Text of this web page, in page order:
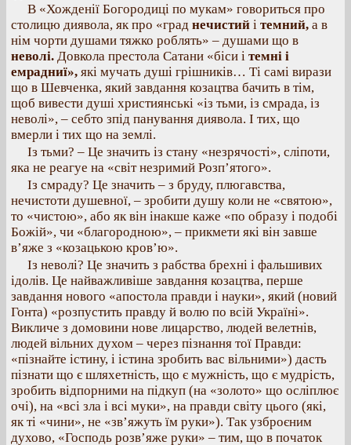
В «Хожденії Богородиці по мукам» говориться про
столицю диявола, як про «град нечистий і темний, а в
нім чорти душами тяжко роблять» – душами що в
неволі. Довкола престола Сатани «біси і темні і
емрадниї», які мучать душі грішників… Ті самі вирази
що в Шевченка, який завдання козацтва бачить в тім,
щоб вивести душі християнські «із тьми, із смрада, із
неволі», – себто зпід панування диявола. І тих, що
вмерли і тих що на землі.
Із тьми? – Це значить із стану «незрячості», сліпоти,
яка не реагуе на «світ незримий Розп’ятого».
Із смраду? Це значить – з бруду, плюгавства,
нечистоти душевної, – зробити душу коли не «святою»,
то «чистою», або як він інакше каже «по образу і подобі
Божій», чи «благородною», – прикмети які він завше
в’яже з «козацькою кров’ю».
Із неволі? Це значить з рабства брехні і фальшивих
ідолів. Це найважливіше завдання козацтва, перше
завдання нового «апостола правди і науки», який (новий
Гонта) «розпустить правду й волю по всій Україні».
Викличе з домовини нове лицарство, людей велетнів,
людей вільних духом – через пізнання тої Правди:
«пізнайте істину, і істина зробить вас вільними») дасть
пізнати що є шляхетність, що є мужність, що є мудрість,
зробить відпорними на підкуп (на «золото» що осліплює
очі), на «всі зла і всі муки», на правди світу цього (які,
як ті «чини», не «зв’яжуть їм руки»). Так узброєним
духово, «Господь розв’яже руки» – тим, що в початок